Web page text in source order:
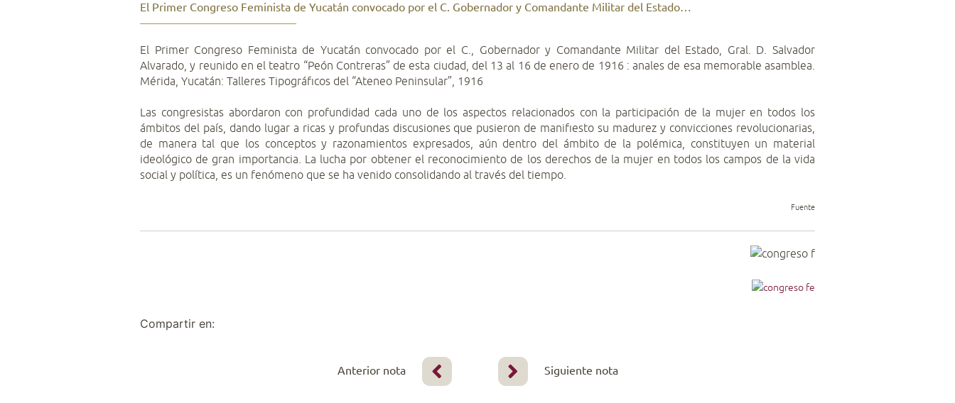
El Primer Congreso Feminista de Yucatán convocado por el C. Gobernador y Comandante Militar del Estado…
El Primer Congreso Feminista de Yucatán convocado por el C., Gobernador y Comandante Militar del Estado, Gral. D. Salvador
Alvarado, y reunido en el teatro “Peón Contreras” de esta ciudad, del 13 al 16 de enero de 1916 : anales de esa memorable asamblea.
Mérida, Yucatán: Talleres Tipográficos del “Ateneo Peninsular”, 1916
Las congresistas abordaron con profundidad cada uno de los aspectos relacionados con la participación de la mujer en todos los
ámbitos del país, dando lugar a ricas y profundas discusiones que pusieron de manifiesto su madurez y convicciones revolucionarias,
de manera tal que los conceptos y razonamientos expresados, aún dentro del ámbito de la polémica, constituyen un material
ideológico de gran importancia. La lucha por obtener el reconocimiento de los derechos de la mujer en todos los campos de la vida
social y política, es un fenómeno que se ha venido consolidando al través del tiempo.
Fuente
Compartir en:
Anterior nota Siguiente nota